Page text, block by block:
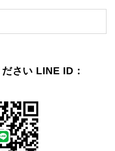
さい LINE ID：